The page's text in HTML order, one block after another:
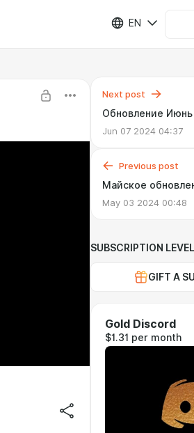
EN
Next post
Обновление Июнь
Jun 07 2024 04:37
Previous post
Майское
May 03 2024 00:48
SUBSCRIPTION
GIFT A
Gold Discord
$1.31 per month